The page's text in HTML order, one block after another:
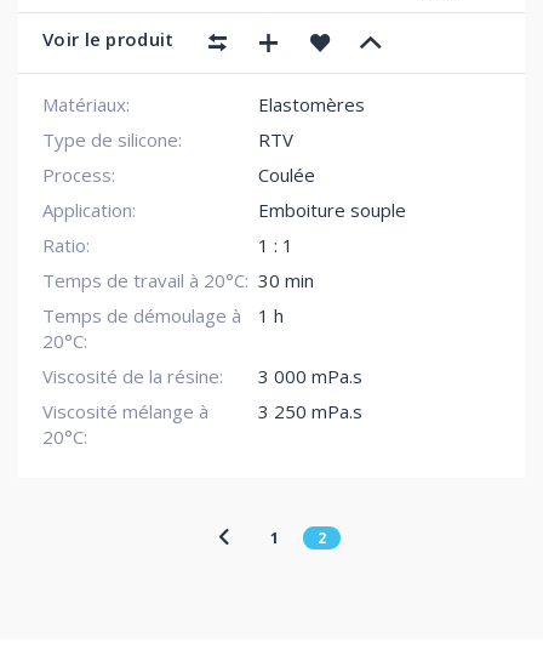
Voir le produit
Matériaux:
Elastomères
Type de silicone:
RTV
Process:
Coulée
Application:
Emboiture souple
Ratio:
1 : 1
Temps de travail à 20°C: 30 min
Temps de démoulage à
20°C:
1 h
Viscosité de la résine:
3 000 mPa.s
Viscosité mélange à
20°C:
3 250 mPa.s
1 2